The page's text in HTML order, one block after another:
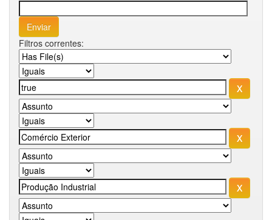
Filtros correntes: